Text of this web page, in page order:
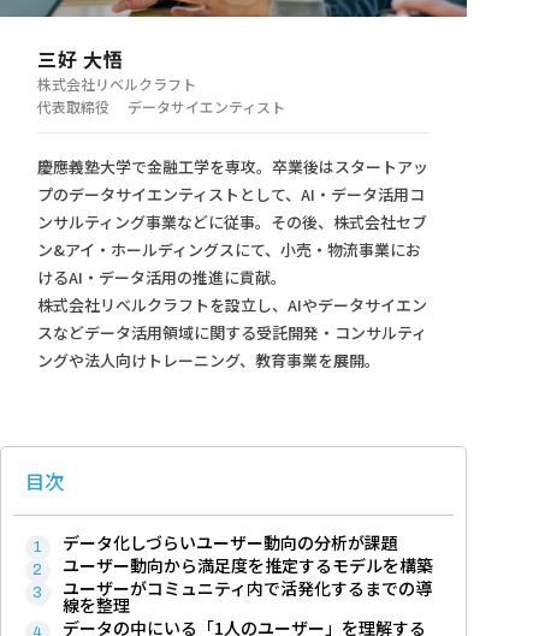
三好 大悟
株式会社リベルクラフト
代表取締役 データサイエンティスト
慶應義塾大学で金融工学を専攻。卒業後はスタートアッ
プのデータサイエンティストとして、AI・データ活用コ
ンサルティング事業などに従事。その後、株式会社セブ
ン&アイ・ホールディングスにて、小売・物流事業にお
けるAI・データ活用の推進に貢献。
株式会社リベルクラフトを設立し、AIやデータサイエン
スなどデータ活用領域に関する受託開発・コンサルティ
ングや法人向けトレーニング、教育事業を展開。
目次
データ化しづらいユーザー動向の分析が課題
ユーザー動向から満足度を推定するモデルを構築
ユーザーがコミュニティ内で活発化するまでの導
線を整理
データの中にいる「1人のユーザー」を理解する